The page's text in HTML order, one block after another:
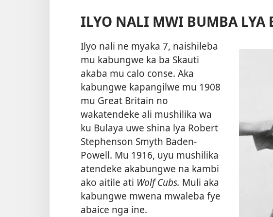
ILYO NALI MWI BUMBA LYA
Ilyo nali ne myaka 7, naishileba
mu kabungwe ka ba Skauti
akaba mu calo conse. Aka
kabungwe kapangilwe mu 1908
mu Great Britain no
wakatendeke ali mushilika wa
ku Bulaya uwe shina lya Robert
Stephenson Smyth Baden-
Powell. Mu 1916, uyu mushilika
atendeke akabungwe na kambi
ako aitile ati Wolf Cubs. Muli aka
kabungwe mwena mwaleba fye
abaice nga ine.